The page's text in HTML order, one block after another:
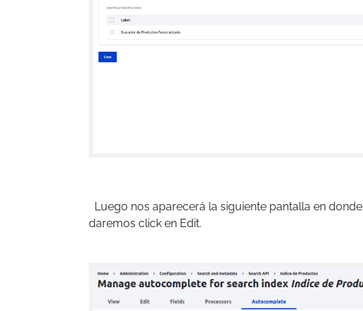
Luego nos aparecerá la siguiente pantalla en donde
daremos click en Edit.